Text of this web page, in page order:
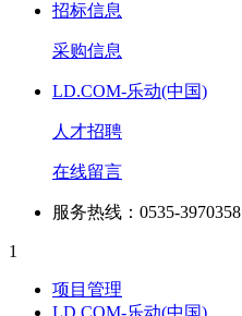
招标信息
采购信息
LD.COM-乐动(中国)
人才招聘
在线留言
服务热线：0535-3970358
1
项目管理